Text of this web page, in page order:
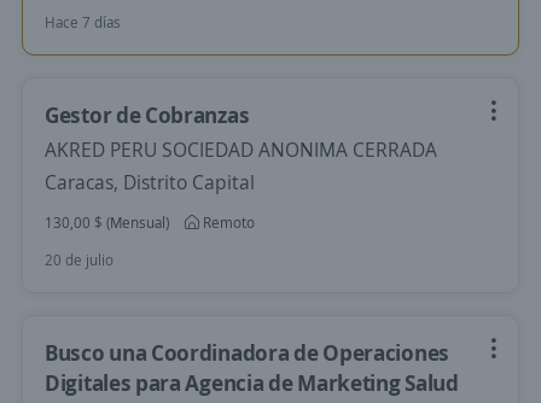
Hace 7 días
Gestor de Cobranzas
AKRED PERU SOCIEDAD ANONIMA CERRADA
Caracas, Distrito Capital
130,00 $ (Mensual)
Remoto
20 de julio
Busco una Coordinadora de Operaciones
Digitales para Agencia de Marketing Salud